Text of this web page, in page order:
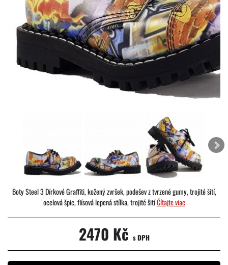
Boty Steel 3 Dírkové Graffiti, kožený zvršek, podešev z tvrzené gumy, trojité šití,
ocelová špic, flísová lepená stílka, trojité šitíČítajte viac
2470 Kč s DPH